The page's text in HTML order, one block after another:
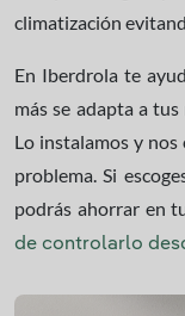
climatización
En Iberdrola te
más se adapta a
Lo instalamos y
problema. Si
podrás ahorrar en
de controlarlo